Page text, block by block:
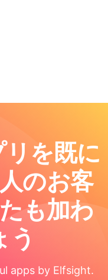
を既に
のお客
も加わ
う
apps by Elfsight.